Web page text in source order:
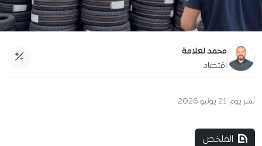
محمد لعلامة
اقتصاد
نُشر يوم: 21 يونيو 2026
الملخص